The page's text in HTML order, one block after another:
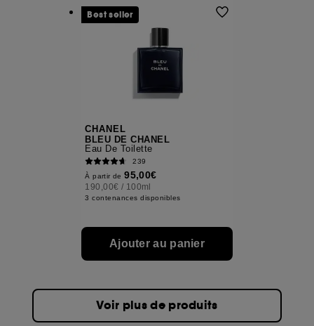
CHANEL
BLEU DE CHANEL
Eau De Toilette
239
À partir de95,00€
190,00€ / 100ml
3 contenances disponibles
Ajouter au panier
Best seller
Voir plus de produits